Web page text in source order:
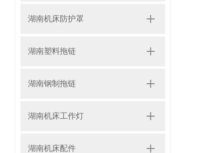
湖南机床防护罩
湖南塑料拖链
湖南钢制拖链
湖南机床工作灯
湖南机床配件